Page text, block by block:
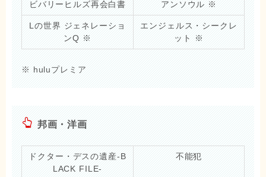
ビバリーヒルズ再会白書 アンソウル ※
Lの世界 ジェネレーショ
ンQ ※
エンジェルス・シークレ
ット ※
※ huluプレミア
邦画・洋画
ドクター・デスの遺産-B
LACK FILE-
不能犯